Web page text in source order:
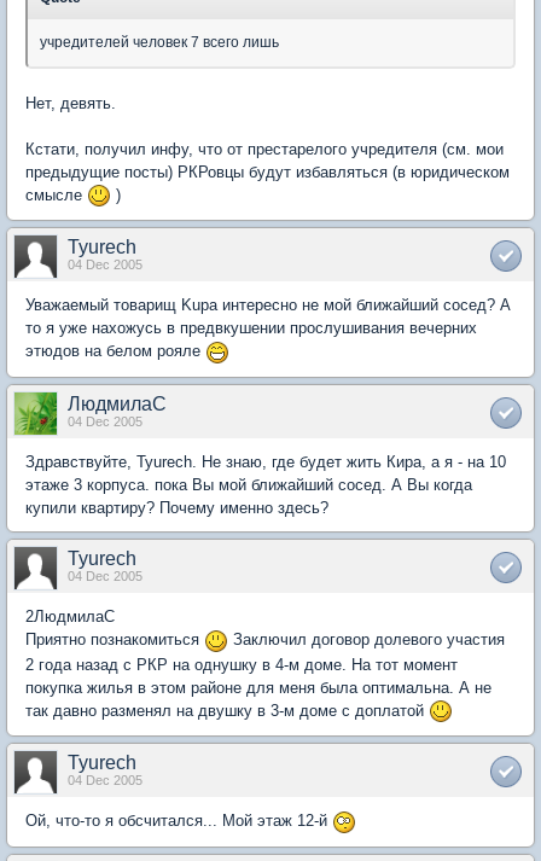
учредителей человек 7 всего лишь
Нет, девять.
Кстати, получил инфу, что от престарелого учредителя (см. мои
предыдущие посты) РКРовцы будут избавляться (в юридическом
смысле
)
Tyurech
04 Dec 2005
Уважаемый товарищ Kupa интересно не мой ближайший сосед? А
то я уже нахожусь в предвкушении прослушивания вечерних
этюдов на белом рояле
ЛюдмилаС
04 Dec 2005
Здравствуйте, Tyurech. Не знаю, где будет жить Кира, а я - на 10
этаже 3 корпуса. пока Вы мой ближайший сосед. А Вы когда
купили квартиру? Почему именно здесь?
Tyurech
04 Dec 2005
2ЛюдмилаС
Приятно познакомиться
Заключил договор долевого участия
2 года назад с РКР на однушку в 4-м доме. На тот момент
покупка жилья в этом районе для меня была оптимальна. А не
так давно разменял на двушку в 3-м доме с доплатой
Tyurech
04 Dec 2005
Ой, что-то я обсчитался... Мой этаж 12-й